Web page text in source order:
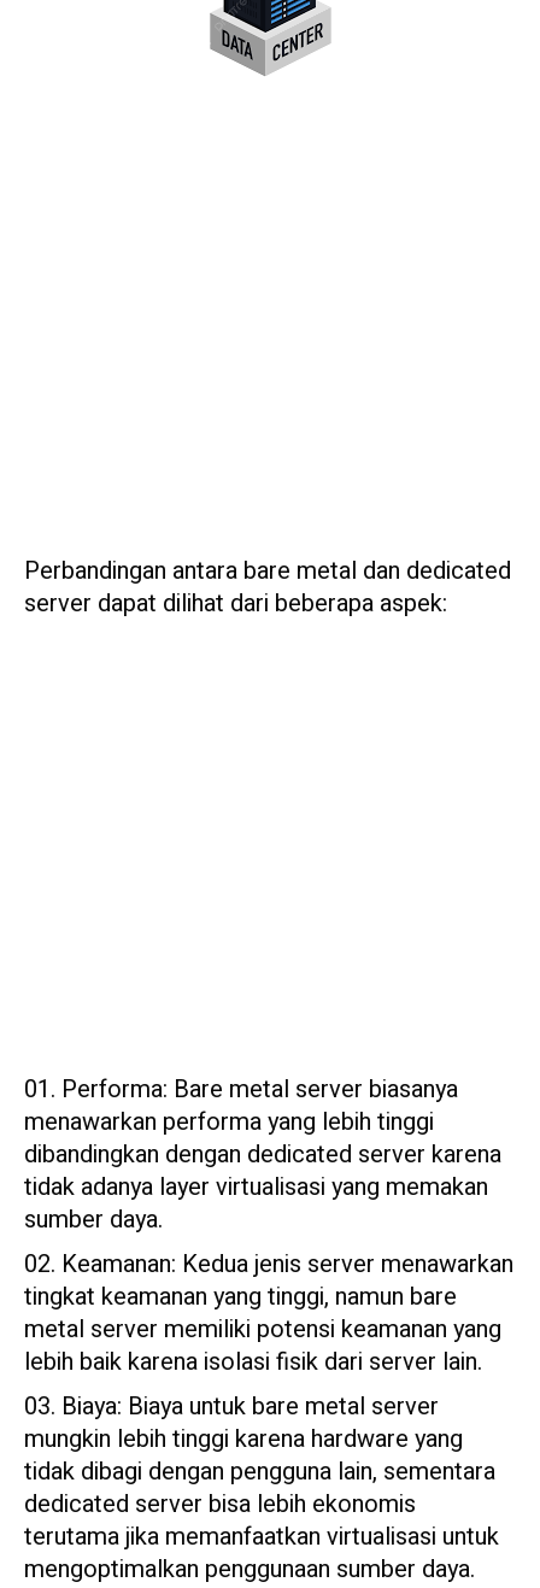
Perbandingan antara bare metal dan dedicated
server dapat dilihat dari beberapa aspek:
Performa: Bare metal server biasanya
menawarkan performa yang lebih tinggi
dibandingkan dengan dedicated server karena
tidak adanya layer virtualisasi yang memakan
sumber daya.
Keamanan: Kedua jenis server menawarkan
tingkat keamanan yang tinggi, namun bare
metal server memiliki potensi keamanan yang
lebih baik karena isolasi fisik dari server lain.
Biaya: Biaya untuk bare metal server
mungkin lebih tinggi karena hardware yang
tidak dibagi dengan pengguna lain, sementara
dedicated server bisa lebih ekonomis
terutama jika memanfaatkan virtualisasi untuk
mengoptimalkan penggunaan sumber daya.